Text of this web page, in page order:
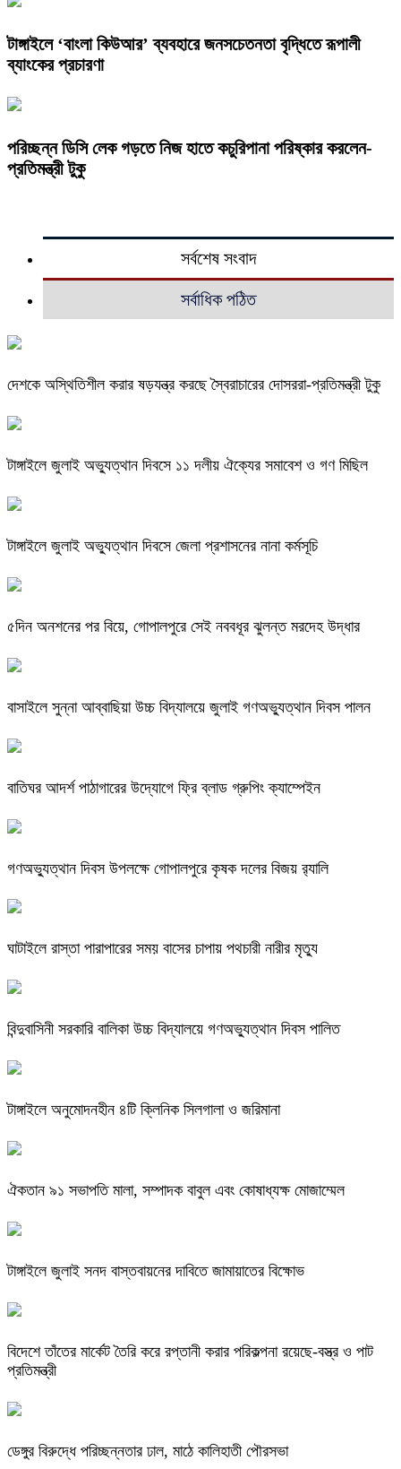
টাঙ্গাইলে ‘বাংলা কিউআর’ ব্যবহারে জনসচেতনতা বৃদ্ধিতে রূপালী
ব্যাংকের প্রচারণা
পরিচ্ছন্ন ডিসি লেক গড়তে নিজ হাতে কচুরিপানা পরিষ্কার করলেন-
প্রতিমন্ত্রী টুকু
সর্বশেষ সংবাদ
সর্বাধিক পঠিত
দেশকে অস্থিতিশীল করার ষড়যন্ত্র করছে স্বৈরাচারের দোসররা-প্রতিমন্ত্রী টুকু
টাঙ্গাইলে জুলাই অভ্যুত্থান দিবসে ১১ দলীয় ঐক্যের সমাবেশ ও গণ মিছিল
টাঙ্গাইলে জুলাই অভ্যুত্থান দিবসে জেলা প্রশাসনের নানা কর্মসূচি
৫দিন অনশনের পর বিয়ে, গোপালপুরে সেই নববধূর ঝুলন্ত মরদেহ উদ্ধার
বাসাইলে সুন্না আব্বাছিয়া উচ্চ বিদ্যালয়ে জুলাই গণঅভ্যুত্থান দিবস পালন
বাতিঘর আদর্শ পাঠাগারের উদ্যোগে ফ্রি ব্লাড গ্রুপিং ক্যাম্পেইন
গণঅভ্যুত্থান দিবস উপলক্ষে গোপালপুরে কৃষক দলের বিজয় র‍্যালি
ঘাটাইলে রাস্তা পারাপারের সময় বাসের চাপায় পথচারী নারীর মৃত্যু
বিন্দুবাসিনী সরকারি বালিকা উচ্চ বিদ্যালয়ে গণঅভ্যুত্থান দিবস পালিত
টাঙ্গাইলে অনুমোদনহীন ৪টি ক্লিনিক সিলগালা ও জরিমানা
ঐকতান ৯১ সভাপতি মালা, সম্পাদক বাবুল এবং কোষাধ্যক্ষ মোজাম্মেল
টাঙ্গাইলে জুলাই সনদ বাস্তবায়নের দাবিতে জামায়াতের বিক্ষোভ
বিদেশে তাঁতের মার্কেট তৈরি করে রপ্তানী করার পরিকল্পনা রয়েছে-বস্ত্র ও পাট
প্রতিমন্ত্রী
ডেঙ্গুর বিরুদ্ধে পরিচ্ছন্নতার ঢাল, মাঠে কালিহাতী পৌরসভা